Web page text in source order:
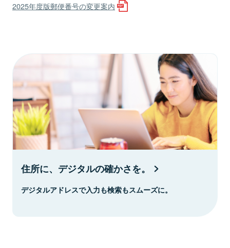
2025年度版郵便番号の変更案内
住所に、デジタルの確かさを。
デジタルアドレスで入力も検索もスムーズに。